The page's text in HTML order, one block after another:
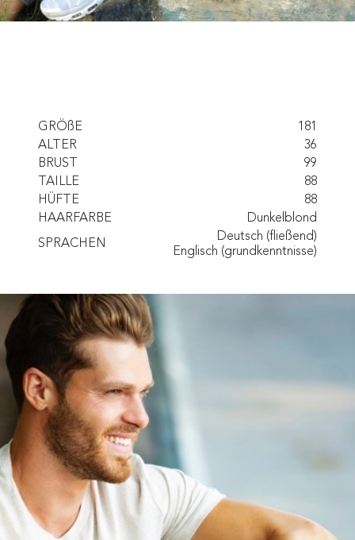
GRÖßE
181
ALTER
36
BRUST
99
TAILLE
88
HÜFTE
88
HAARFARBE
Dunkelblond
SPRACHEN
Deutsch (fließend)
Englisch (grundkenntnisse)